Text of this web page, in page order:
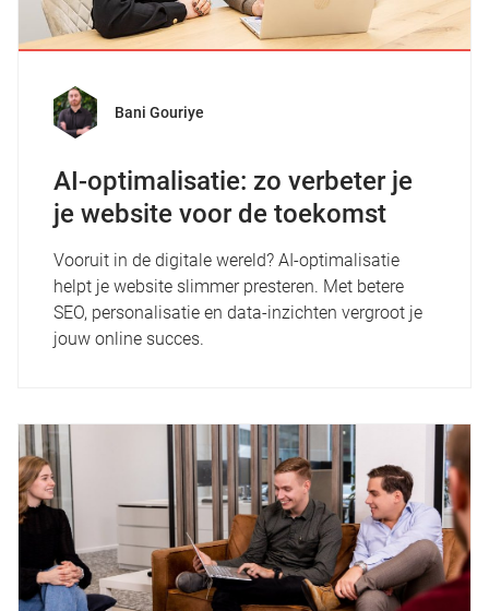
Bani Gouriye
AI-optimalisatie: zo verbeter je
je website voor de toekomst
Vooruit in de digitale wereld? AI-optimalisatie
helpt je website slimmer presteren. Met betere
SEO, personalisatie en data-inzichten vergroot je
jouw online succes.